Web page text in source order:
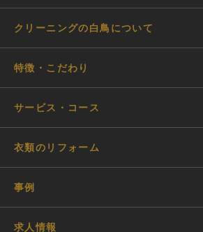
クリーニングの白鳥について
特徴・こだわり
サービス・コース
衣類のリフォーム
事例
求人情報